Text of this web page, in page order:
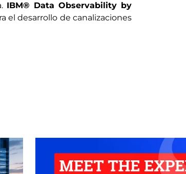
IBM® Data Observability by
el desarrollo de canalizaciones